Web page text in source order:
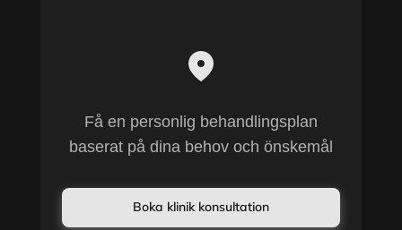
Få en personlig behandlingsplan
baserat på dina behov och önskemål
Boka klinik konsultation